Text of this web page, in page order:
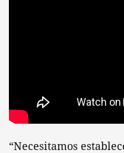
“Necesitamos